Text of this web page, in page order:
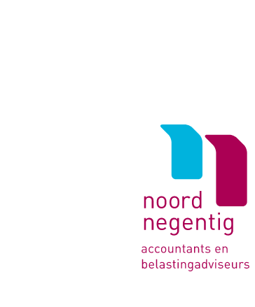
Logo